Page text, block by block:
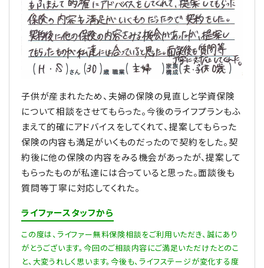
子供が産まれたため、夫婦の保険の見直しと学資保険
について相談をさせてもらった。今後のライフプランもふ
まえて的確にアドバイスをしてくれて、提案してもらった
保険の内容も満足がいくものだったので契約をした。契
約後に他の保険の内容をみる機会があったが、提案して
もらったものが私達には合っていると思った。面談後も
質問等丁寧に対応してくれた。
ライファースタッフから
この度は、ライファー無料保険相談をご利用いただき、誠にあり
がとうございます。今回のご相談内容にご満足いただけたとのこ
と、大変うれしく思います。今後も、ライフステージが変化する度